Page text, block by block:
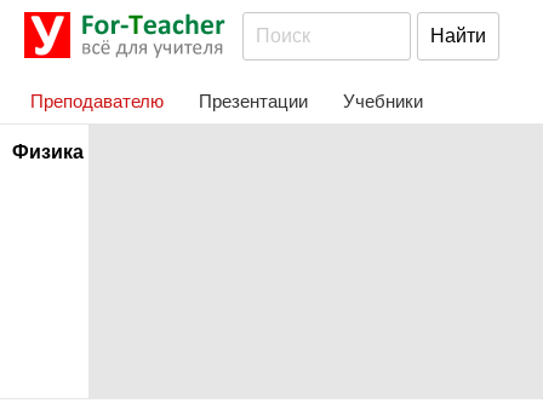
Преподавателю Презентации Учебники
Физика